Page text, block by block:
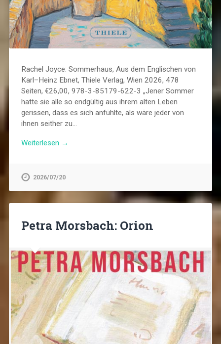
Rachel Joyce: Sommerhaus, Aus dem Englischen von
Karl–Heinz Ebnet, Thiele Verlag, Wien 2026, 478
Seiten, €26,00, 978-3-85179-622-3 „Jener Sommer
hatte sie alle so endgültig aus ihrem alten Leben
gerissen, dass es sich anfühlte, als wäre jeder von
ihnen seither zu…
Weiterlesen →
2026/07/20
Petra Morsbach: Orion